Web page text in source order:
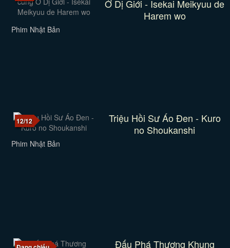
Ở Dị Giới - Isekai Meikyuu de
Harem wo
Phim Nhật Bản
12/12
Triệu Hồi Sư Áo Đen - Kuro
no Shoukanshi
Phim Nhật Bản
Đấu Phá Thương Khung